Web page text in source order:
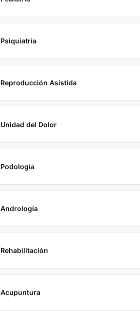
Psiquiatría
Reproducción Asistida
Unidad del Dolor
Podología
Andrología
Rehabilitación
Acupuntura